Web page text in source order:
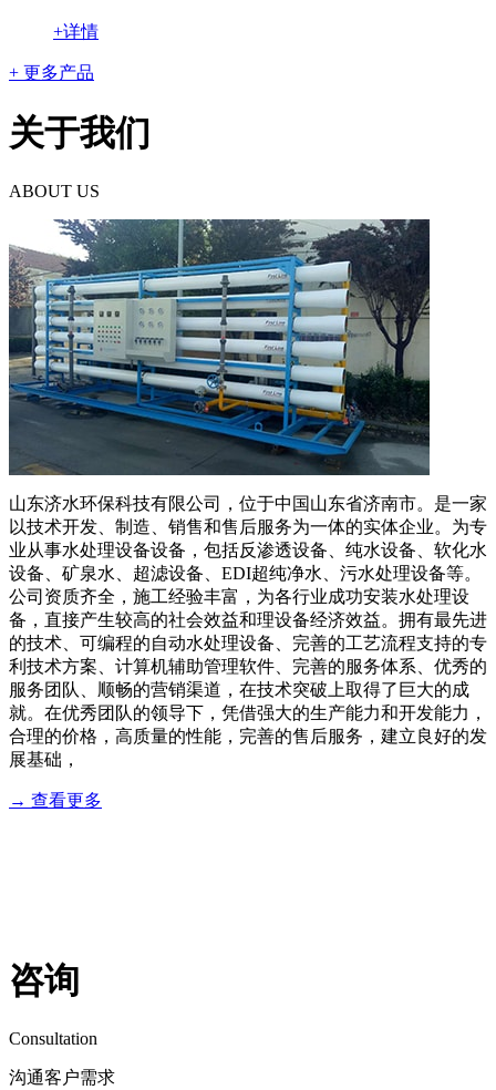
+详情
+ 更多产品
关于我们
ABOUT US
山东济水环保科技有限公司，位于中国山东省济南市。是一家
以技术开发、制造、销售和售后服务为一体的实体企业。为专
业从事水处理设备设备，包括反渗透设备、纯水设备、软化水
设备、矿泉水、超滤设备、EDI超纯净水、污水处理设备等。
公司资质齐全，施工经验丰富，为各行业成功安装水处理设
备，直接产生较高的社会效益和理设备经济效益。拥有最先进
的技术、可编程的自动水处理设备、完善的工艺流程支持的专
利技术方案、计算机辅助管理软件、完善的服务体系、优秀的
服务团队、顺畅的营销渠道，在技术突破上取得了巨大的成
就。在优秀团队的领导下，凭借强大的生产能力和开发能力，
合理的价格，高质量的性能，完善的售后服务，建立良好的发
展基础，
→ 查看更多
咨询
Consultation
沟通客户需求